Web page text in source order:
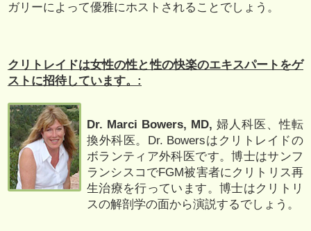
ガリーによって優雅にホストされることでしょう。
クリトレイドは女性の性と性の快楽のエキスパートをゲ
ストに招待しています。:
Dr. Marci Bowers, MD, 婦人科医、性転
換外科医。Dr. Bowersはクリトレイドの
ボランティア外科医です。博士はサンフ
ランシスコでFGM被害者にクリトリス再
生治療を行っています。博士はクリトリ
スの解剖学の面から演説するでしょう。